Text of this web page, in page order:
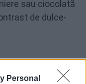
Personal
sau ciocolată
de dulce-